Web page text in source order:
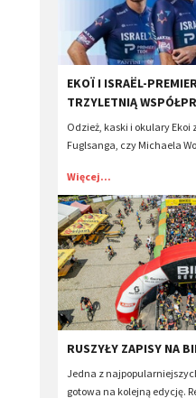
EKOÏ I ISRAËL-
TRZYLETNIĄ
Odzież, kaski i okulary
Fuglsanga, czy Michaela
Więcej...
RUSZYŁY ZAPISY NA
Jedna z
gotowa na kolejną edycję.